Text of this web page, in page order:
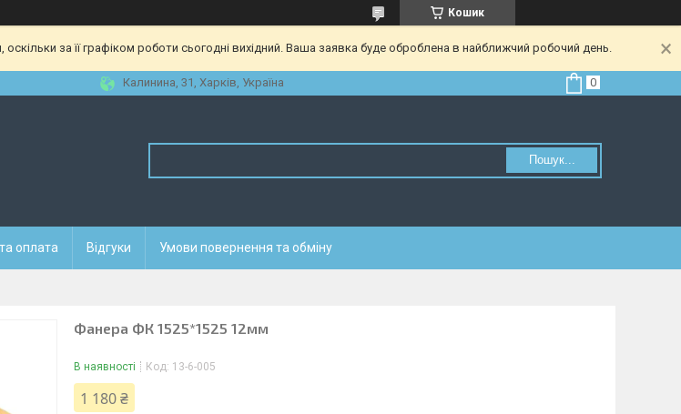
Кошик
за її графіком роботи сьогодні вихідний. Ваша заявка буде оброблена в найближчий робочий день.
Калинина, 31, Харків, Україна
Пошук...
оплата Відгуки Умови повернення та обміну
Фанера ФК 1525*1525 12мм
В наявності Код: 13-6-005
1 180 ₴